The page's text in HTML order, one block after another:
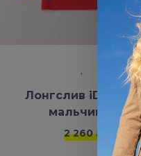
Лонгслив iDO для
мальчиков
2 260 ₽